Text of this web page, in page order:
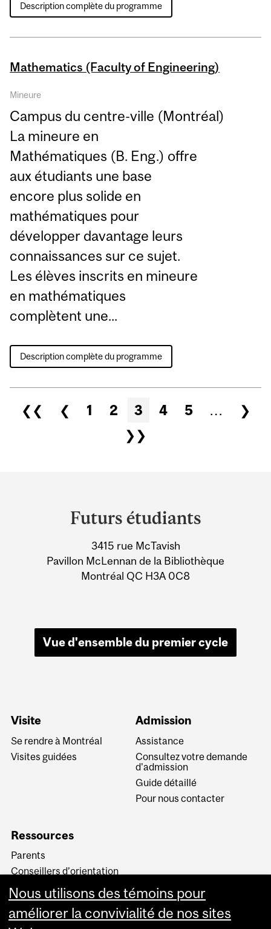
Description complète du programme
Mathematics (Faculty of Engineering)
Mineure
Campus du centre-ville (Montréal)
La mineure en
Mathématiques (B. Eng.) offre
aux étudiants une base
encore plus solide en
mathématiques pour
développer davantage leurs
connaissances sur ce sujet.
Les élèves inscrits en mineure
en mathématiques
complètent une...
Description complète du programme
Pages
❮❮ ❮ 1 2 3 4 5 …
❯
❯❯
Information
Futurs étudiants
3415 rue McTavish
Pavillon McLennan de la Bibliothèque
Montréal QC H3A 0C8
Vue d'ensemble du premier cycle
Visite
Se rendre à Montréal
Visites guidées
Admission
Assistance
Consultez votre demande
d'admission
Guide détaillé
Pour nous contacter
Ressources
Parents
Conseillers d’orientation
Candidats acceptés
Nous utilisons des témoins pour
améliorer la convivialité de nos sites